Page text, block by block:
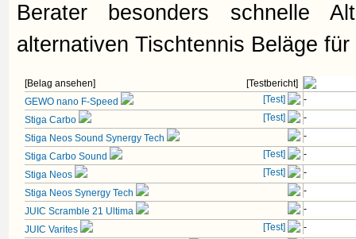
Berater besonders schnelle
alternativen Tischtennis Beläge
[Belag ansehen]
[Testbericht]
GEWO nano F-Speed
-
[Test]
Stiga Carbo
-
[Test]
Stiga Neos Sound Synergy Tech
-
Stiga Carbo Sound
-
[Test]
Stiga Neos
-
[Test]
Stiga Neos Synergy Tech
-
JUIC Scramble 21 Ultima
-
JUIC Varites
-
[Test]